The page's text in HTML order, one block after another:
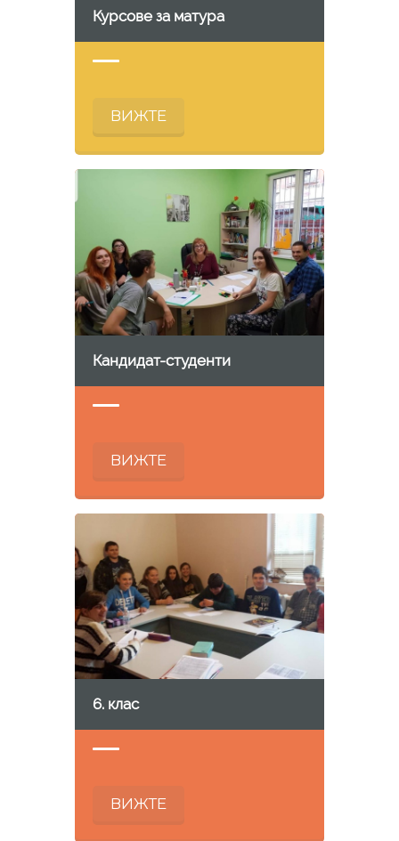
Курсове за матура
ВИЖТЕ
Кандидат-студенти
ВИЖТЕ
6. клас
ВИЖТЕ